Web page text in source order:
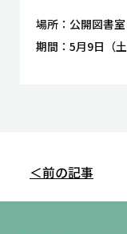
場所：公開図書
期間：5月9日（
＜前の記事